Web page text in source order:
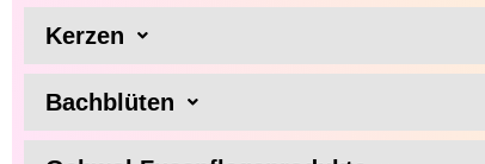
Kerzen
Bachblüten